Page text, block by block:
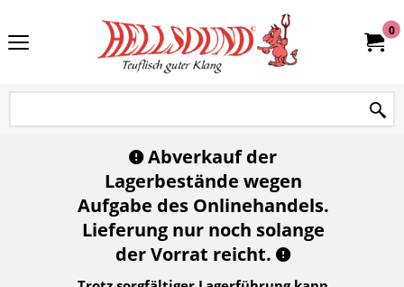
0
Abverkauf der
Lagerbestände wegen
Aufgabe des Onlinehandels.
Lieferung nur noch solange
der Vorrat reicht.